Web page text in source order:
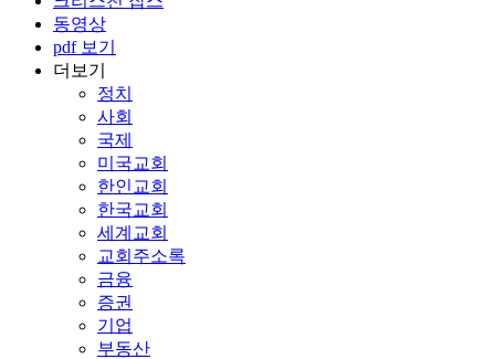
동영상
pdf 보기
더보기
정치
사회
국제
미국교회
한인교회
한국교회
세계교회
교회주소록
금융
증권
기업
부동산